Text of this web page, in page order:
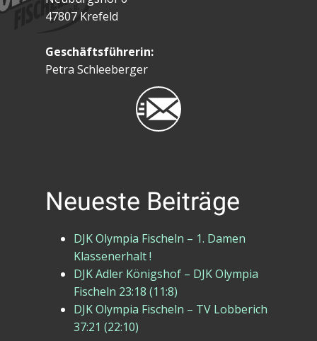
47807 Krefeld
Geschäftsführerin:
Petra Schleeberger
Neueste Beiträge
DJK Olympia Fischeln – 1. Damen
Klassenerhalt !
DJK Adler Königshof – DJK Olympia
Fischeln 23:18 (11:8)
DJK Olympia Fischeln – TV Lobberich
37:21 (22:10)